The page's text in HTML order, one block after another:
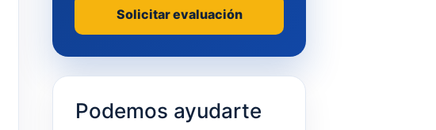
Solicitar evaluación
Podemos ayudarte